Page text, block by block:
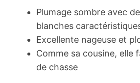
Plumage sombre avec
blanches
Excellente nageuse et
Comme sa cousine, elle
de chasse